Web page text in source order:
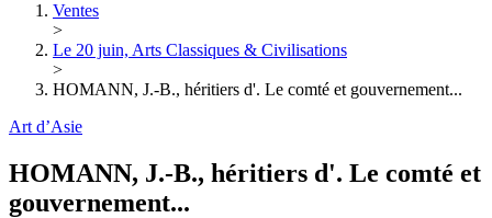
Ventes
>
Le 20 juin, Arts Classiques & Civilisations
>
HOMANN, J.-B., héritiers d'. Le comté et gouvernement...
Art d’Asie
HOMANN, J.-B., héritiers d'. Le comté et
gouvernement...